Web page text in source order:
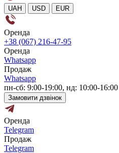
UAH USD EUR
Оренда
+38 (067) 216-47-95
Оренда
Whatsapp
Продаж
Whatsapp
пн-сб: 9:00-19:00, нд: 10:00-16:00
Замовити дзвінок
Оренда
Telegram
Продаж
Telegram